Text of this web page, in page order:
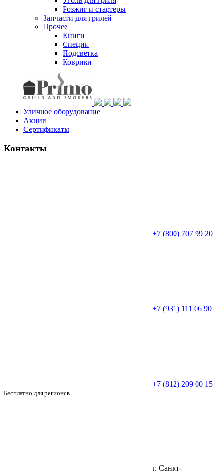
Розжиг и стартеры
Запчасти для грилей
Прочее
Книги
Специи
Подсветка
Коврики
Уличное оборудование
Акции
Сертификаты
Контакты
+7 (800) 707 99 20
+7 (931) 111 06 90
+7 (812) 209 00 15
Бесплатно для регионов
г. Санкт-